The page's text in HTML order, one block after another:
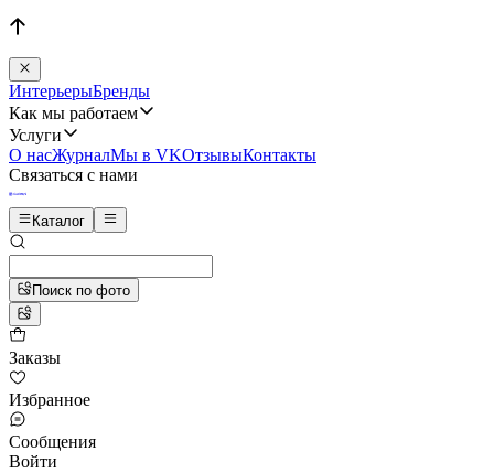
ИнтерьерыБренды
Как мы работаем
Услуги
О насЖурналМы в VKОтзывыКонтакты
Связаться с нами
Каталог
Поиск по фото
Заказы
Избранное
Сообщения
Войти